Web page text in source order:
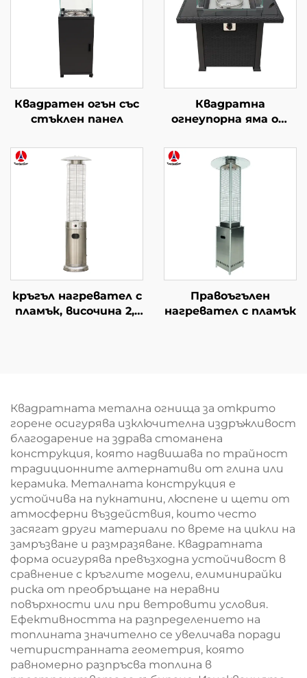
Квадратен огън със
стъклен панел
Квадратна
огнеупорна яма от
кръгъл нагревател с
пламък, височина 2,1
Правоъгълен
нагревател с пламък
Квадратната метална огнища за открито
горене осигурява изключителна издръжливост
благодарение на здрава стоманена
конструкция, която надвишава по трайност
традиционните алтернативи от глина или
керамика. Металната конструкция е
устойчива на пукнатини, люспене и щети от
атмосферни въздействия, които често
засягат други материали по време на цикли на
замръзване и размразяване. Квадратната
форма осигурява превъзходна устойчивост в
сравнение с кръглите модели, елиминирайки
риска от преобръщане на неравни
повърхности или при ветровити условия.
Ефективността на разпределението на
топлината значително се увеличава поради
четиристранната геометрия, която
равномерно разпръсва топлина в